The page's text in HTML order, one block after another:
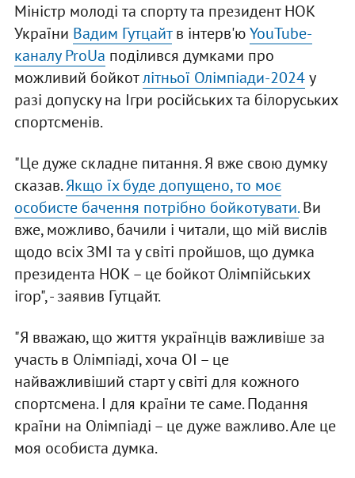
Міністр молоді та спорту та президент НОК
України Вадим Гутцайтв інтерв'юYouTube-
каналу ProUa поділився думками про
можливий бойкотлітньої Олімпіади-2024у
разі допуску на Ігри російських та білоруських
спортсменів.
"Це дуже складне питання. Я вже свою думку
сказав.Якщо їх буде допущено, то моє
особисте бачення потрібно бойкотувати.Ви
вже, можливо, бачили і читали, що мій вислів
щодо всіх ЗМІ та у світі пройшов, що думка
президента НОК – це бойкот Олімпійських
ігор", - заявив Гутцайт.
"Я вважаю, що життя українців важливіше за
участь в Олімпіаді, хоча ОІ – це
найважливіший старт у світі для кожного
спортсмена. І для країни те саме. Подання
країни на Олімпіаді – це дуже важливо. Але це
моя особиста думка.